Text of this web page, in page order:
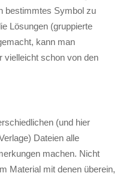
bestimmtes Symbol zu
Lösungen (gruppierte
kann man
vielleicht schon von den
(und hier
Dateien alle
machen. Nicht
Material mit denen überein,